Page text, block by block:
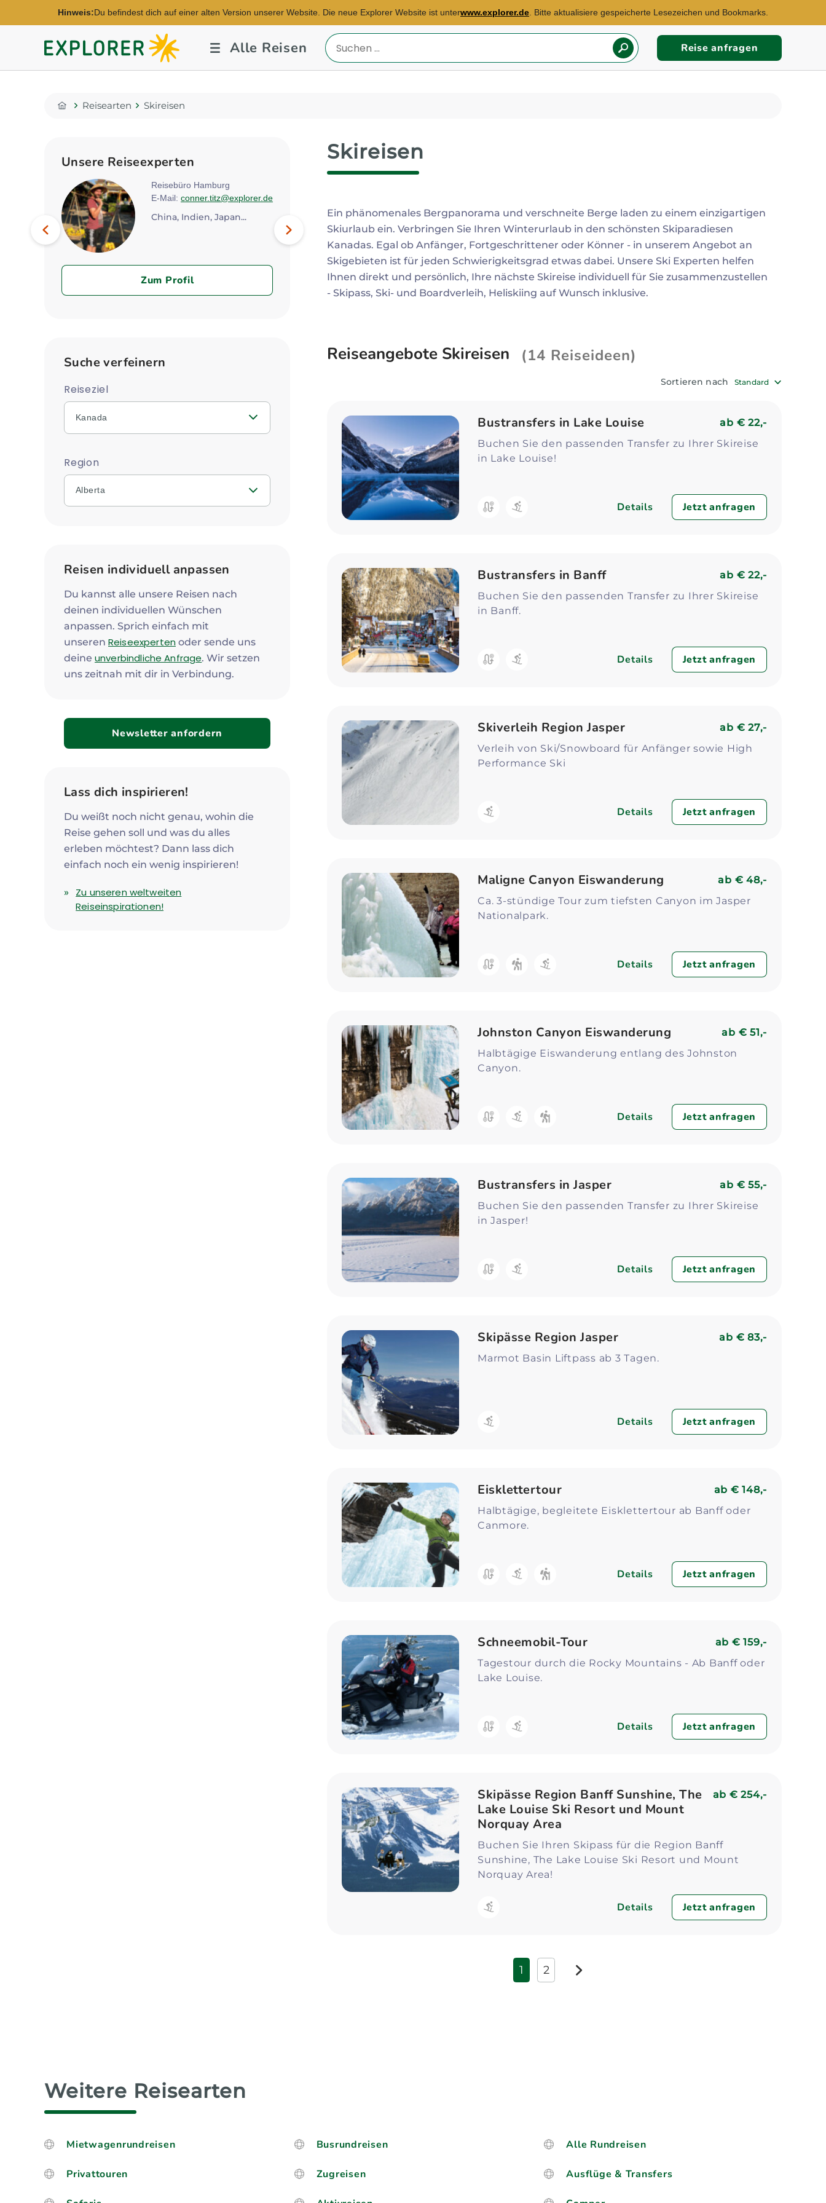
Hinweis:Du befindest dich auf einer alten Version unserer Website. Die neue Explorer Website ist unterwww.explorer.de . Bitte aktualisiere gespeicherte Lesezeichen und Bookmarks.
Explorer
Fernreisen
Alle Reisen
Reiseland
eingeben
Reise anfragen
Home
Reisearten Skireisen
Skireisen
Ein phänomenales Bergpanorama und verschneite Berge laden zu einem einzigartigen
Skiurlaub ein. Verbringen Sie Ihren Winterurlaub in den schönsten Skiparadiesen
Kanadas. Egal ob Anfänger, Fortgeschrittener oder Könner - in unserem Angebot an
Skigebieten ist für jeden Schwierigkeitsgrad etwas dabei. Unsere Ski Experten helfen
Ihnen direkt und persönlich, Ihre nächste Skireise individuell für Sie zusammenzustellen
- Skipass, Ski- und Boardverleih, Heliskiing auf Wunsch inklusive.
Reiseangebote Skireisen (14 Reiseideen)
Sortieren nach Standard
Bustransfers in Lake Louise ab € 22,-
Buchen Sie den passenden Transfer zu Ihrer Skireise
in Lake Louise!
Details Jetzt anfragen
Bustransfers in Banff ab € 22,-
Buchen Sie den passenden Transfer zu Ihrer Skireise
in Banff.
Details Jetzt anfragen
Skiverleih Region Jasper ab € 27,-
Verleih von Ski/Snowboard für Anfänger sowie High
Performance Ski
Details Jetzt anfragen
Maligne Canyon Eiswanderung ab € 48,-
Ca. 3-stündige Tour zum tiefsten Canyon im Jasper
Nationalpark.
Details Jetzt anfragen
Johnston Canyon Eiswanderung ab € 51,-
Halbtägige Eiswanderung entlang des Johnston
Canyon.
Details Jetzt anfragen
Bustransfers in Jasper ab € 55,-
Buchen Sie den passenden Transfer zu Ihrer Skireise
in Jasper!
Details Jetzt anfragen
Skipässe Region Jasper ab € 83,-
Marmot Basin Liftpass ab 3 Tagen.
Details Jetzt anfragen
Eisklettertour ab € 148,-
Halbtägige, begleitete Eisklettertour ab Banff oder
Canmore.
Details Jetzt anfragen
Schneemobil-Tour ab € 159,-
Tagestour durch die Rocky Mountains - Ab Banff oder
Lake Louise.
Details Jetzt anfragen
Skipässe Region Banff Sunshine, The
Lake Louise Ski Resort und Mount
Norquay Area
ab € 254,-
Buchen Sie Ihren Skipass für die Region Banff
Sunshine, The Lake Louise Ski Resort und Mount
Norquay Area!
Details Jetzt anfragen
1 2 weiter
Unsere Reiseexperten
Reisebüro Hamburg
E-Mail: conner.titz@explorer.de
China, Indien, Japan...
Zum Profil
Ägypten, Kenia, Marokko...
Zum Profil
michael.buschek@explorer.de
Botswana, Mosambik,
Südafrika...
Zum Profil
Nächstes
Bild
Suche verfeinern
Reiseziel
Kanada
Region
Alberta
Reisen individuell anpassen
Du kannst alle unsere Reisen nach
deinen individuellen Wünschen
anpassen. Sprich einfach mit
unseren Reiseexpertenoder sende uns
deine unverbindliche Anfrage. Wir setzen
uns zeitnah mit dir in Verbindung.
Newsletter anfordern
Lass dich inspirieren!
Du weißt noch nicht genau, wohin die
Reise gehen soll und was du alles
erleben möchtest? Dann lass dich
einfach noch ein wenig inspirieren!
Zu unseren weltweiten
Reiseinspirationen!
Weitere Reisearten
Mietwagenrundreisen Busrundreisen Alle Rundreisen
Privattouren Zugreisen Ausflüge & Transfers